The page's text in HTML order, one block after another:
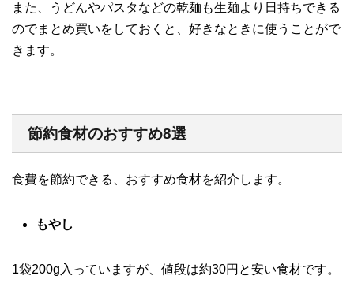
また、うどんやパスタなどの乾麺も生麺より日持ちできる
のでまとめ買いをしておくと、好きなときに使うことがで
きます。
節約食材のおすすめ8選
食費を節約できる、おすすめ食材を紹介します。
もやし
1袋200g入っていますが、値段は約30円と安い食材です。